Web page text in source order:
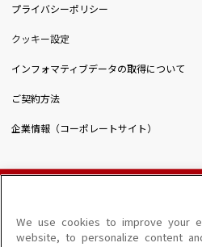
プライバシーポリシー
クッキー設定
インフォマティブデータの取得について
ご契約方法
企業情報（コーポレートサイト）
このサイトに掲載されている一切の文章・画像・
問わず、著作権法の定める範囲を超えて無断で複
禁じます。
We use cookies to improve your
website, to personalize content